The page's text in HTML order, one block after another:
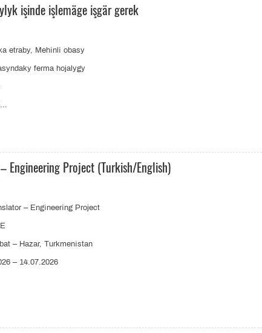
işinde işlemäge işgär gerek
etraby, Mehinli obasy
ferma hojalygy
Engineering Project (Turkish/English)
– Engineering Project
– Hazar, Turkmenistan
– 14.07.2026